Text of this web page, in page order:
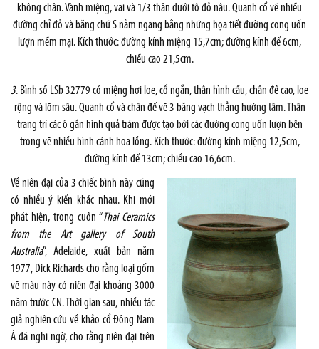
không chân. Vành miệng, vai và 1/3 thân dưới tô đỏ nâu. Quanh cổ vẽ nhiều
đường chỉ đỏ và băng chữ S nằm ngang bằng những họa tiết đường cong uốn
lượn mềm mại. Kích thước: đường kính miệng 15,7cm; đường kính đế 6cm,
chiều cao 21,5cm.
3. Bình số LSb 32779 có miệng hơi loe, cổ ngắn, thân hình cầu, chân đế cao, loe
rộng và lõm sâu. Quanh cổ và chân đế vẽ 3 băng vạch thẳng hướng tâm. Thân
trang trí các ô gần hình quả trám được tạo bởi các đường cong uốn lượn bên
trong vẽ nhiều hình cánh hoa lồng. Kích thước: đường kính miệng 12,5cm,
đường kính đế 13cm; chiều cao 16,6cm.
Về niên đại của 3 chiếc bình này cũng
có nhiều ý kiến khác nhau. Khi mới
phát hiện, trong cuốn “Thai Ceramics
from the Art gallery of South
Australia”, Adelaide, xuất bản năm
1977, Dick Richards cho rằng loại gốm
vẽ màu này có niên đại khoảng 3000
năm trước CN. Thời gian sau, nhiều tác
giả nghiên cứu về khảo cổ Đông Nam
Á đã nghi ngờ, cho rằng niên đại trên